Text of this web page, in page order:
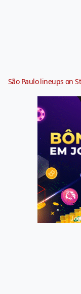
São Paulo lineups on